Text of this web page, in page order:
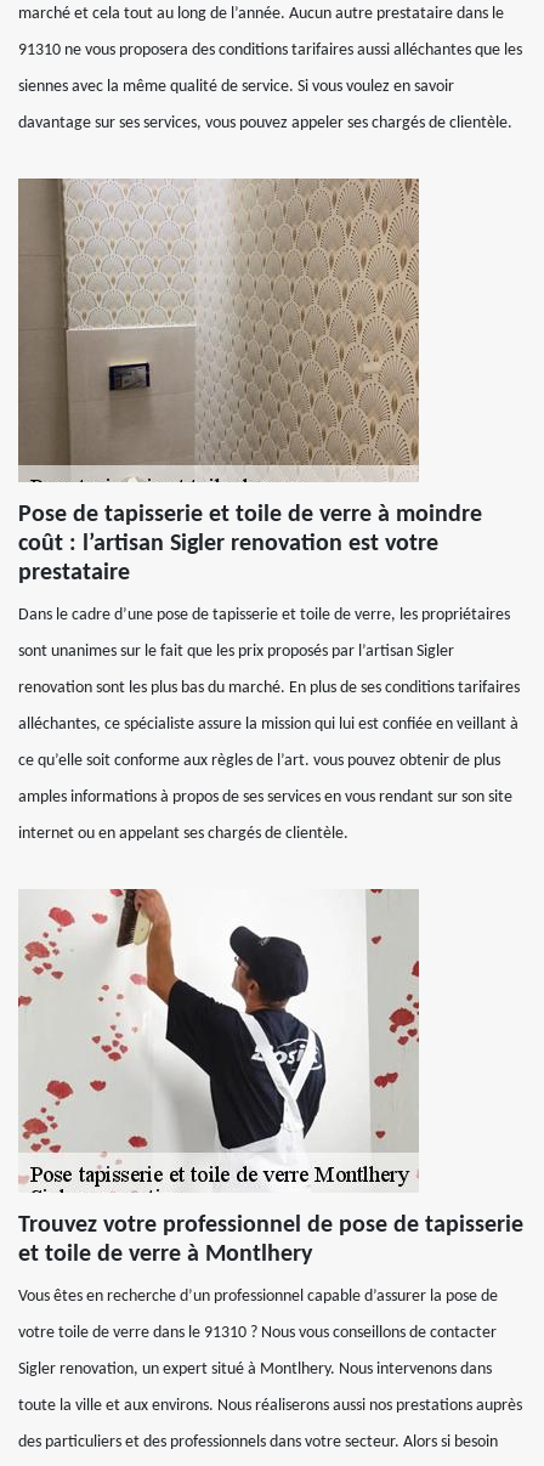
marché et cela tout au long de l’année. Aucun autre prestataire dans le
91310 ne vous proposera des conditions tarifaires aussi alléchantes que les
siennes avec la même qualité de service. Si vous voulez en savoir
davantage sur ses services, vous pouvez appeler ses chargés de clientèle.
Pose de tapisserie et toile de verre à moindre
coût : l’artisan Sigler renovation est votre
prestataire
Dans le cadre d’une pose de tapisserie et toile de verre, les propriétaires
sont unanimes sur le fait que les prix proposés par l’artisan Sigler
renovation sont les plus bas du marché. En plus de ses conditions tarifaires
alléchantes, ce spécialiste assure la mission qui lui est confiée en veillant à
ce qu’elle soit conforme aux règles de l’art. vous pouvez obtenir de plus
amples informations à propos de ses services en vous rendant sur son site
internet ou en appelant ses chargés de clientèle.
Trouvez votre professionnel de pose de tapisserie
et toile de verre à Montlhery
Vous êtes en recherche d’un professionnel capable d’assurer la pose de
votre toile de verre dans le 91310 ? Nous vous conseillons de contacter
Sigler renovation, un expert situé à Montlhery. Nous intervenons dans
toute la ville et aux environs. Nous réaliserons aussi nos prestations auprès
des particuliers et des professionnels dans votre secteur. Alors si besoin